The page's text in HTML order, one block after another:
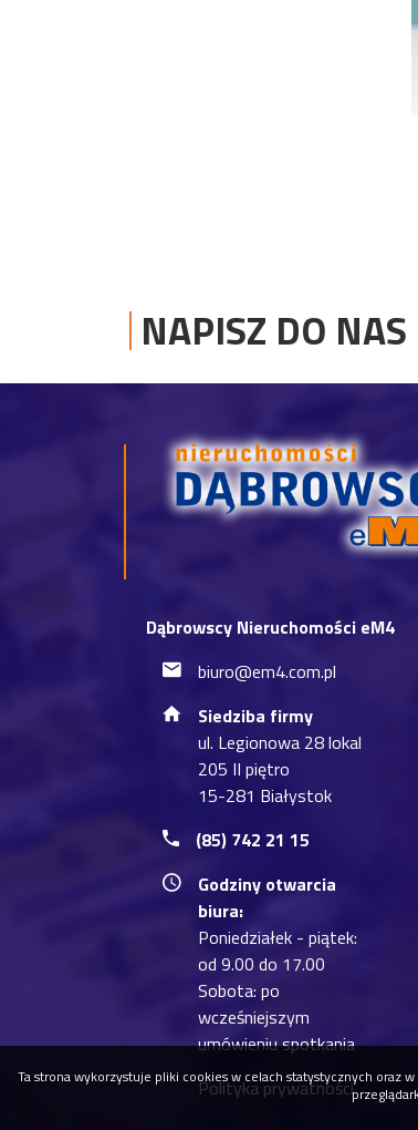
NAPISZ DO NAS
Dąbrowscy Nieruchomości eM4
biuro@em4.com.pl
Siedziba firmy
ul. Legionowa 28 lokal
205 II piętro
15-281 Białystok
(85) 742 21 15
Godziny otwarcia
biura:
Poniedziałek - piątek:
od 9.00 do 17.00
Sobota: po
wcześniejszym
umówieniu spotkania
Polityka prywatności
Ta strona wykorzystuje pliki cookies w celach statystycznych